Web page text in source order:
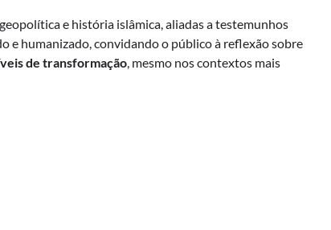
e história islâmica, aliadas a testemunhos
e humanizado, convidando o público à reflexão sobre
de transformação, mesmo nos contextos mais